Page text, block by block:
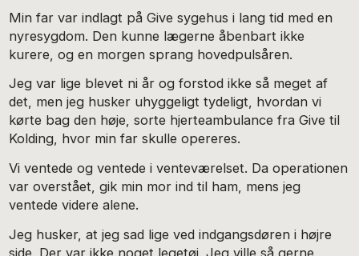
Min far var indlagt på Give sygehus i lang tid med en
nyresygdom. Den kunne lægerne åbenbart ikke
kurere, og en morgen sprang hovedpulsåren.
Jeg var lige blevet ni år og forstod ikke så meget af
det, men jeg husker uhyggeligt tydeligt, hvordan vi
kørte bag den høje, sorte hjerteambulance fra Give til
Kolding, hvor min far skulle opereres.
Vi ventede og ventede i venteværelset. Da operationen
var overstået, gik min mor ind til ham, mens jeg
ventede videre alene.
Jeg husker, at jeg sad lige ved indgangsdøren i højre
side. Der var ikke noget legetøj. Jeg ville så gerne